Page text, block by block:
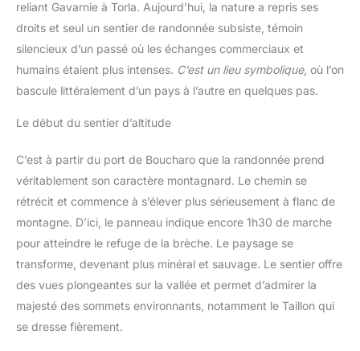
reliant Gavarnie à Torla. Aujourd’hui, la nature a repris ses
droits et seul un sentier de randonnée subsiste, témoin
silencieux d’un passé où les échanges commerciaux et
humains étaient plus intenses. C’est un lieu symbolique, où l’on
bascule littéralement d’un pays à l’autre en quelques pas.
Le début du sentier d’altitude
C’est à partir du port de Boucharo que la randonnée prend
véritablement son caractère montagnard. Le chemin se
rétrécit et commence à s’élever plus sérieusement à flanc de
montagne. D’ici, le panneau indique encore 1h30 de marche
pour atteindre le refuge de la brèche. Le paysage se
transforme, devenant plus minéral et sauvage. Le sentier offre
des vues plongeantes sur la vallée et permet d’admirer la
majesté des sommets environnants, notamment le Taillon qui
se dresse fièrement.